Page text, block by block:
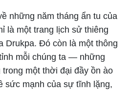
những năm tháng ẩn tu của
là một trang lịch sử thiêng
Drukpa. Đó còn là một thông
mỗi chúng ta — những
một thời đại đầy ồn ào
sức mạnh của sự tĩnh lặng,